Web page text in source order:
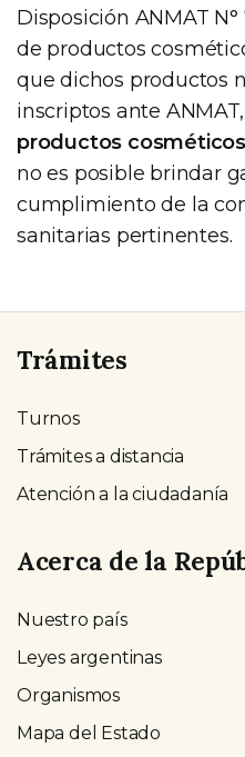
Disposición ANMAT
de productos
que dichos productos
inscriptos ante
productos
no es posible brindar
cumplimiento de la
sanitarias pertinentes.
Trámites
Turnos
Trámites a distancia
Atención a la ciudadanía
Acerca de la
Nuestro país
Leyes argentinas
Organismos
Mapa del Estado